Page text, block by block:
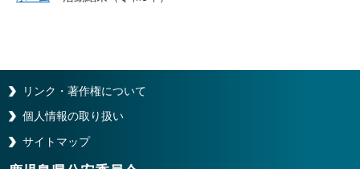
リンク・著作権について
個人情報の取り扱い
サイトマップ